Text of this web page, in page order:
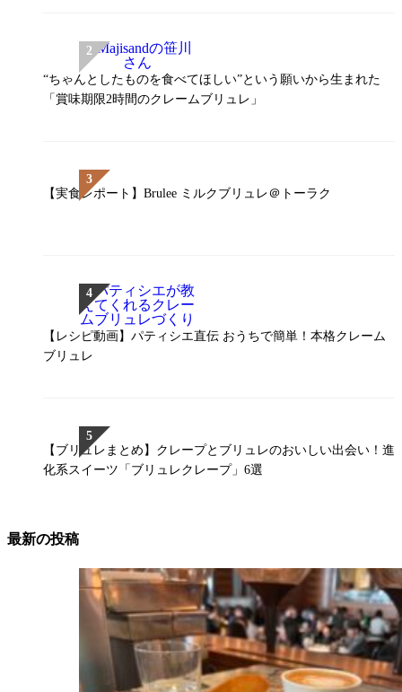
“ちゃんとしたものを食べてほしい”という願いから生まれた
「賞味期限2時間のクレームブリュレ」
【実食レポート】Brulee ミルクブリュレ＠トーラク
【レシピ動画】パティシエ直伝 おうちで簡単！本格クレーム
ブリュレ
【ブリュレまとめ】クレープとブリュレのおいしい出会い！進
化系スイーツ「ブリュレクレープ」6選
最新の投稿